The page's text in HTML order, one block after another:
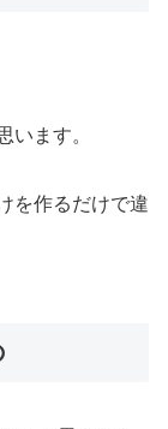
います。
を作るだけで違